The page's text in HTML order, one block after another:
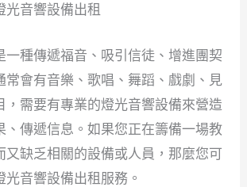
光音響設備出租
一種傳遞福音、吸引信徒、增進團契
常會有音樂、歌唱、舞蹈、戲劇、見
，需要有專業的燈光音響設備來營造
、傳遞信息。如果您正在籌備一場教
又缺乏相關的設備或人員，那麼您可
光音響設備出租服務。